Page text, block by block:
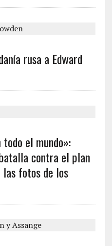
rusa a Edward
el mundo»:
contra el plan
las fotos de los